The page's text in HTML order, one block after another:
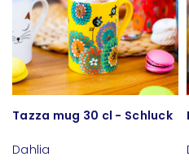
Tazza mug 30 cl - Schluck
Dahlia